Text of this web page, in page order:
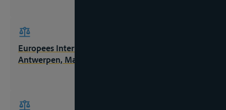
Europees Internationaal Rivierenrecht,
Antwerpen, Maklu, 2015